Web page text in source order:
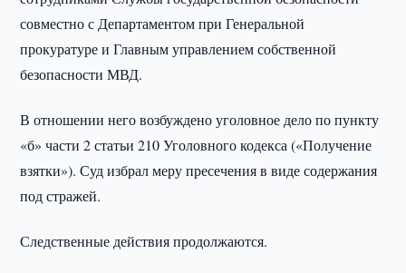
совместно с Департаментом при Генеральной
прокуратуре и Главным управлением собственной
безопасности МВД.
В отношении него возбуждено уголовное дело по пункту
«б» части 2 статьи 210 Уголовного кодекса («Получение
взятки»). Суд избрал меру пресечения в виде содержания
под стражей.
Следственные действия продолжаются.